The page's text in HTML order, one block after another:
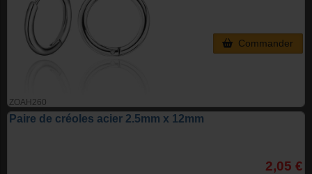
ZOAH260
Commander
Paire de créoles acier 2.5mm x 12mm
2,05 €